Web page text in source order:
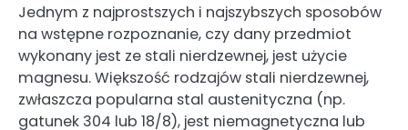
Jednym z najprostszych i najszybszych sposobów
na wstępne rozpoznanie, czy dany przedmiot
wykonany jest ze stali nierdzewnej, jest użycie
magnesu. Większość rodzajów stali nierdzewnej,
zwłaszcza popularna stal austenityczna (np.
gatunek 304 lub 18/8), jest niemagnetyczna lub